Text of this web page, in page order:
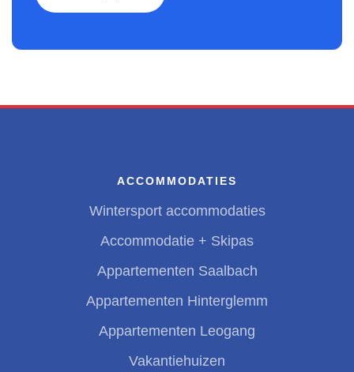
ACCOMMODATIES
Wintersport accommodaties
Accommodatie + Skipas
Appartementen Saalbach
Appartementen Hinterglemm
Appartementen Leogang
Vakantiehuizen